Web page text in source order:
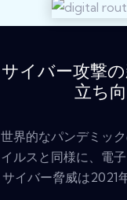
サイバー攻撃
立ち
世界的なパンデミッ
イルスと同様に、電
サイバー脅威は2021